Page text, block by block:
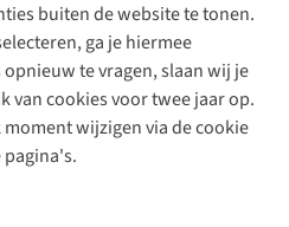
buiten de website te tonen.
ga je hiermee
te vragen, slaan wij je
van cookies voor twee jaar op.
wijzigen via de cookie
Algemene voorwaarden
Policy